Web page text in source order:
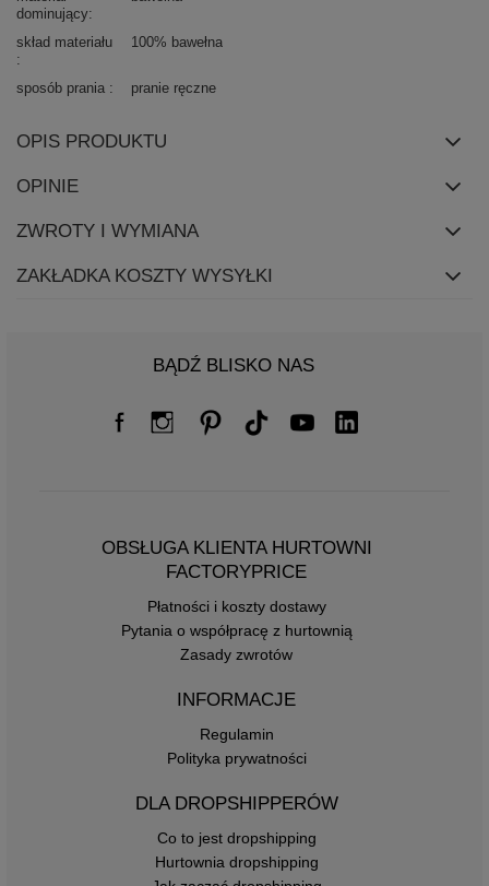
dominujący
skład materiału 100% bawełna
sposób prania pranie ręczne
OPIS PRODUKTU
OPINIE
ZWROTY I WYMIANA
ZAKŁADKA KOSZTY WYSYŁKI
BĄDŹ BLISKO NAS
OBSŁUGA KLIENTA HURTOWNI
FACTORYPRICE
Płatności i koszty dostawy
Pytania o współpracę z hurtownią
Zasady zwrotów
INFORMACJE
Regulamin
Polityka prywatności
DLA DROPSHIPPERÓW
Co to jest dropshipping
Hurtownia dropshipping